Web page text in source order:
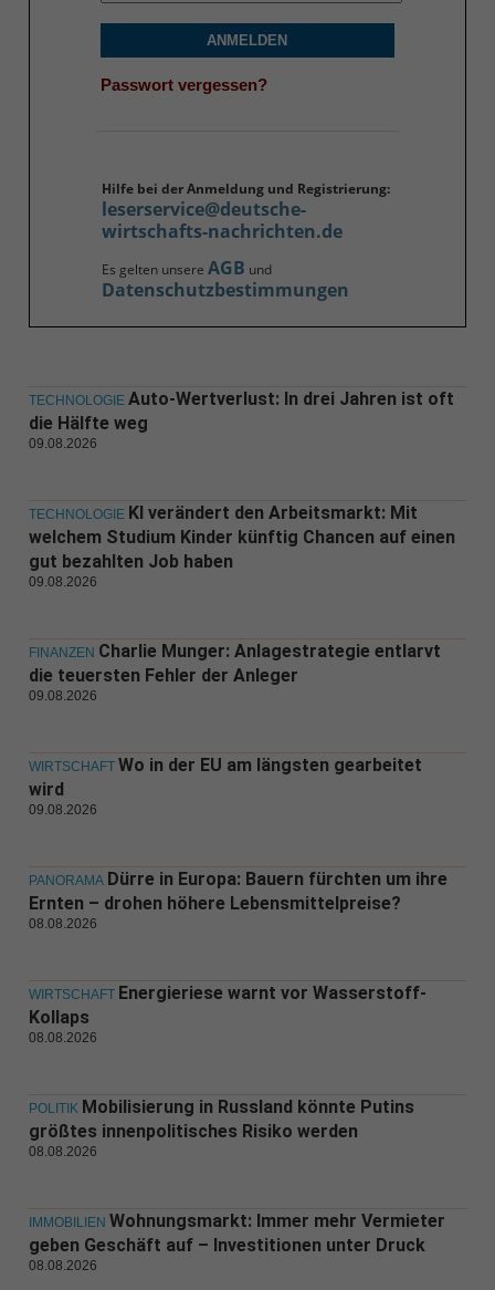
ANMELDEN
Passwort vergessen?
Hilfe bei der Anmeldung und Registrierung:
leserservice@deutsche-
wirtschafts-nachrichten.de
Es gelten unsere AGB und
Datenschutzbestimmungen
TECHNOLOGIE Auto-Wertverlust: In drei Jahren ist oft
die Hälfte weg
09.08.2026
TECHNOLOGIE KI verändert den Arbeitsmarkt: Mit
welchem Studium Kinder künftig Chancen auf einen
gut bezahlten Job haben
09.08.2026
FINANZEN Charlie Munger: Anlagestrategie entlarvt
die teuersten Fehler der Anleger
09.08.2026
WIRTSCHAFT Wo in der EU am längsten gearbeitet
wird
09.08.2026
PANORAMA Dürre in Europa: Bauern fürchten um ihre
Ernten – drohen höhere Lebensmittelpreise?
08.08.2026
WIRTSCHAFT Energieriese warnt vor Wasserstoff-
Kollaps
08.08.2026
POLITIK Mobilisierung in Russland könnte Putins
größtes innenpolitisches Risiko werden
08.08.2026
IMMOBILIEN Wohnungsmarkt: Immer mehr Vermieter
geben Geschäft auf – Investitionen unter Druck
08.08.2026